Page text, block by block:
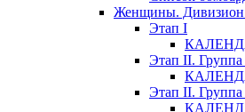
Женщины. Дивизион
Этап I
Этап II.
Этап II. Группа